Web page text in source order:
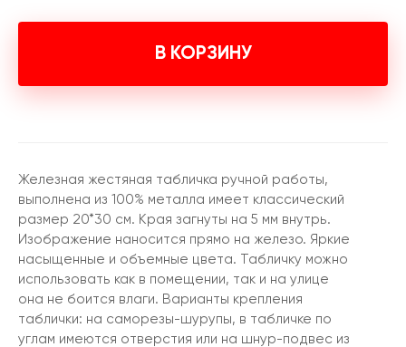
В КОРЗИНУ
Железная жестяная табличка ручной работы,
выполнена из 100% металла имеет классический
размер 20*30 см. Края загнуты на 5 мм внутрь.
Изображение наносится прямо на железо. Яркие
насыщенные и объемные цвета. Табличку можно
использовать как в помещении, так и на улице
она не боится влаги. Варианты крепления
таблички: на саморезы-шурупы, в табличке по
углам имеются отверстия или на шнур-подвес из